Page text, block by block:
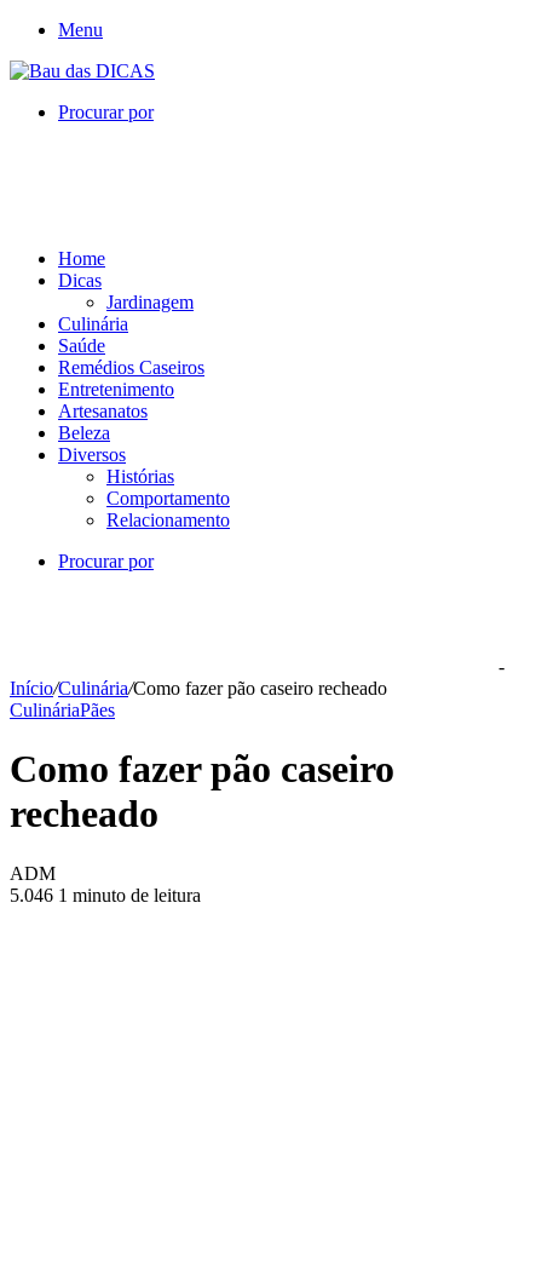
Menu
Procurar por
Home
Dicas
Jardinagem
Culinária
Saúde
Remédios Caseiros
Entretenimento
Artesanatos
Beleza
Diversos
Histórias
Comportamento
Relacionamento
Procurar por
-
Início/Culinária/Como fazer pão caseiro recheado
CulináriaPães
Como fazer pão caseiro
recheado
ADM
5.046 1 minuto de leitura